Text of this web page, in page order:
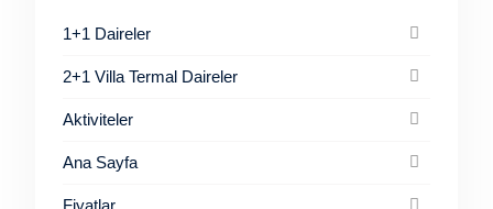
1+1 Daireler
2+1 Villa Termal Daireler
Aktiviteler
Ana Sayfa
Fiyatlar